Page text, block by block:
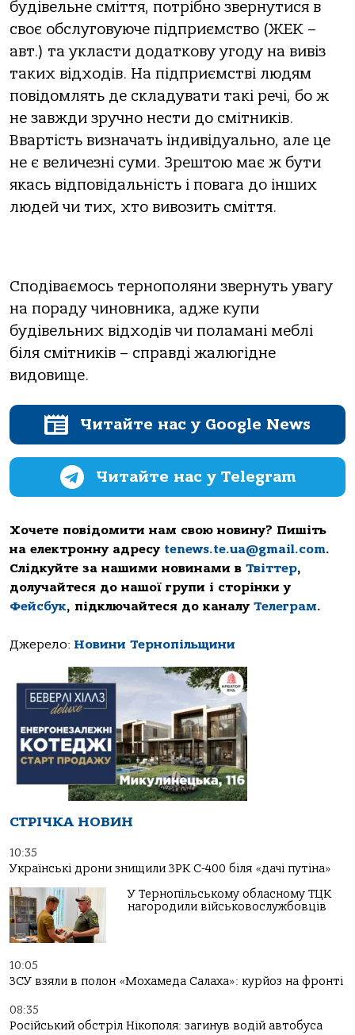
будівельне сміття, потрібно звернутися в
своє обслуговуюче підприємство (ЖЕК –
авт.) та укласти додаткову угоду на вивіз
таких відходів. На підприємстві людям
повідомлять де складувати такі речі, бо ж
не завжди зручно нести до смітників.
Ввартість визначать індивідуально, але це
не є величезні суми. Зрештою має ж бути
якась відповідальність і повага до інших
людей чи тих, хто вивозить сміття.
Сподіваємось тернополяни звернуть увагу
на пораду чиновника, адже купи
будівельних відходів чи поламані меблі
біля смітників – справді жалюгідне
видовище.
Читайте нас у Google News
Читайте нас у Telegram
Хочете повідомити нам свою новину? Пишіть
на електронну адресу tenews.te.ua@gmail.com.
Слідкуйте за нашими новинами в Твіттер,
долучайтеся до нашої групи і сторінки у
Фейсбук, підключайтеся до каналу Телеграм.
Джерело: Новини Тернопільщини
СТРІЧКА НОВИН
10:35
Українські дрони знищили ЗРК С-400 біля «дачі путіна»
У Тернопільському обласному ТЦК
нагородили військовослужбовців
10:05
ЗСУ взяли в полон «Мохамеда Салаха»: курйоз на фронті
08:35
Російський обстріл Нікополя: загинув водій автобуса